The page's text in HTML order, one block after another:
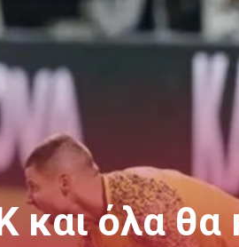
όλα θα